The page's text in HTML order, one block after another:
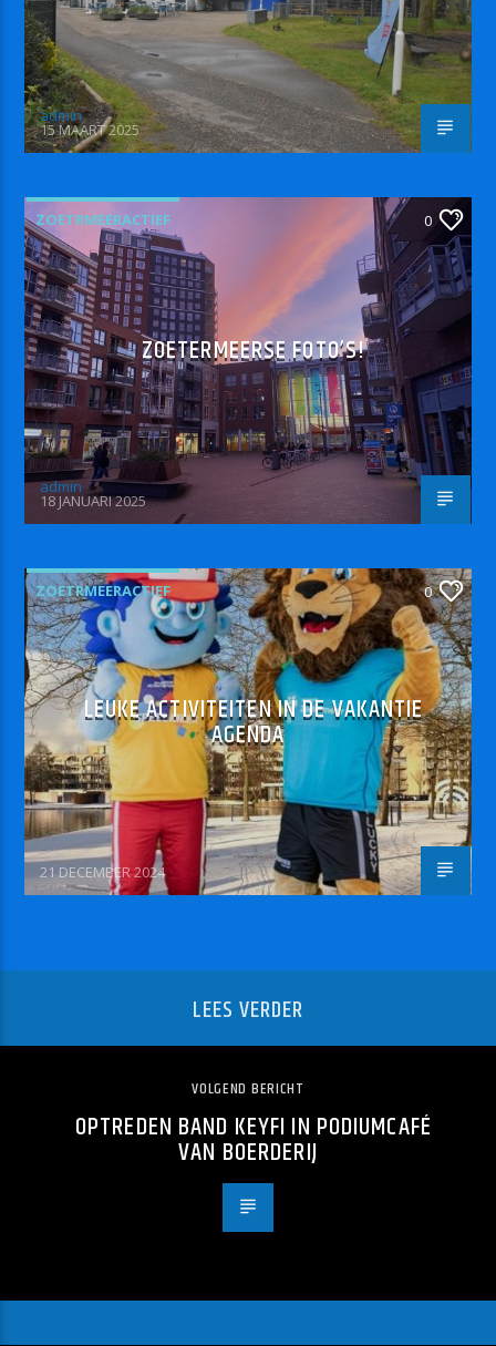
admin
15 MAART 2025
ZOETRMEERACTIEF 0
ZOETERMEERSE FOTO’S!
admin
18 JANUARI 2025
ZOETRMEERACTIEF 0
LEUKE ACTIVITEITEN IN DE VAKANTIE
AGENDA
21 DECEMBER 2024
LEES VERDER
VOLGEND BERICHT
OPTREDEN BAND KEYFI IN PODIUMCAFÉ
VAN BOERDERIJ